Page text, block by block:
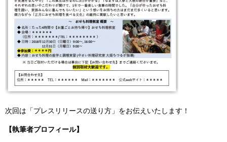
次回は「プレスリリースの送り方」をお伝えいたします！
【執筆者プロフィール】